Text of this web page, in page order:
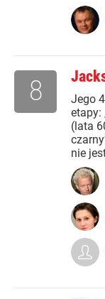
Jego
etapy:
(lata
nie
8